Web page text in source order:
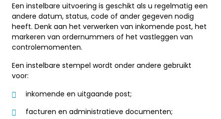
Een instelbare uitvoering is geschikt als u regelmatig een
andere datum, status, code of ander gegeven nodig
heeft. Denk aan het verwerken van inkomende post, het
markeren van ordernummers of het vastleggen van
controlemomenten.
Een instelbare stempel wordt onder andere gebruikt
voor:
inkomende en uitgaande post;
facturen en administratieve documenten;